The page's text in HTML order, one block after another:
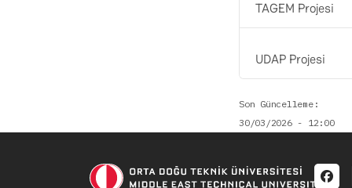
TAGEM Projesi
UDAP Projesi
Son Güncelleme
30/03/2026 - 12:00